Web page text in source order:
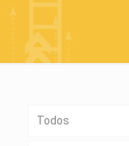
Todos